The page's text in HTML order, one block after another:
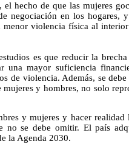
hecho de que las mujeres
negociación en los hogares,
menor violencia física al
es que reducir la
una mayor suficiencia
de violencia. Además, se
y hombres, no solo
y mujeres y hacer
no se debe omitir. El país
la Agenda 2030.